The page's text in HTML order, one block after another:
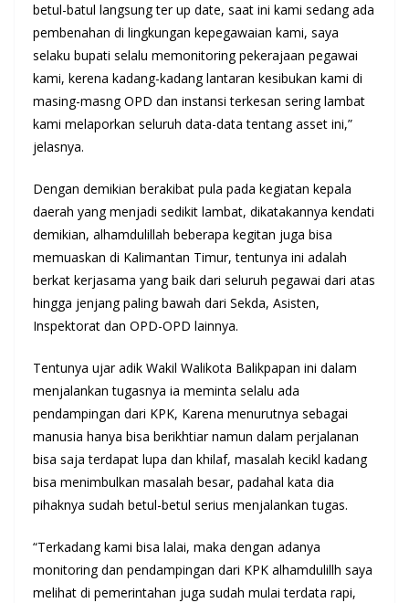
betul-batul langsung ter up date, saat ini kami sedang ada
pembenahan di lingkungan kepegawaian kami, saya
selaku bupati selalu memonitoring pekerajaan pegawai
kami, kerena kadang-kadang lantaran kesibukan kami di
masing-masng OPD dan instansi terkesan sering lambat
kami melaporkan seluruh data-data tentang asset ini,”
jelasnya.
Dengan demikian berakibat pula pada kegiatan kepala
daerah yang menjadi sedikit lambat, dikatakannya kendati
demikian, alhamdulillah beberapa kegitan juga bisa
memuaskan di Kalimantan Timur, tentunya ini adalah
berkat kerjasama yang baik dari seluruh pegawai dari atas
hingga jenjang paling bawah dari Sekda, Asisten,
Inspektorat dan OPD-OPD lainnya.
Tentunya ujar adik Wakil Walikota Balikpapan ini dalam
menjalankan tugasnya ia meminta selalu ada
pendampingan dari KPK, Karena menurutnya sebagai
manusia hanya bisa berikhtiar namun dalam perjalanan
bisa saja terdapat lupa dan khilaf, masalah kecikl kadang
bisa menimbulkan masalah besar, padahal kata dia
pihaknya sudah betul-betul serius menjalankan tugas.
“Terkadang kami bisa lalai, maka dengan adanya
monitoring dan pendampingan dari KPK alhamdulillh saya
melihat di pemerintahan juga sudah mulai terdata rapi,